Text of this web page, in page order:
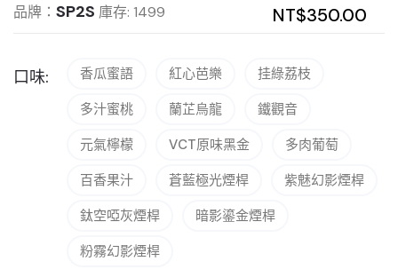
品牌： SP2S NT$350.00
庫存: 1499
口味: 香瓜蜜語 紅心芭樂
挂綠荔枝
多汁蜜桃
蘭芷烏龍
鐵觀音
元氣檸檬
VCT原味黑金
多肉葡萄
百香果汁
蒼藍極光煙桿
紫魅幻影煙桿
鈦空啞灰煙桿
暗影鎏金煙桿
粉霧幻影煙桿